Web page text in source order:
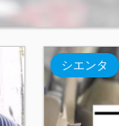
シエンタ